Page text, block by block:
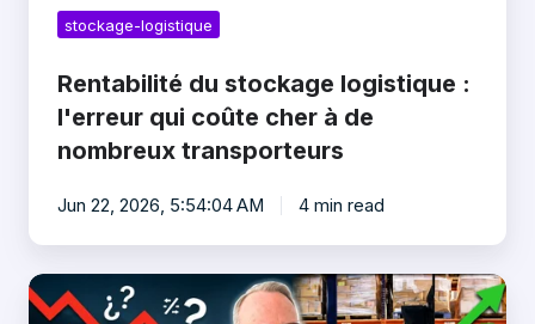
stockage-logistique
Rentabilité du stockage logistique :
l'erreur qui coûte cher à de
nombreux transporteurs
Jun 22, 2026, 5:54:04 AM 4 min read
Pourquoi
le